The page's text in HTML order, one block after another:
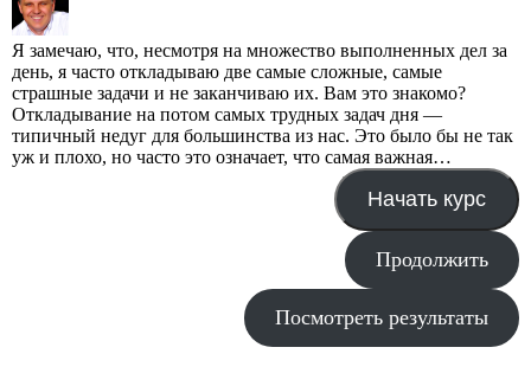
Я замечаю, что, несмотря на множество выполненных дел за
день, я часто откладываю две самые сложные, самые
страшные задачи и не заканчиваю их. Вам это знакомо?
Откладывание на потом самых трудных задач дня —
типичный недуг для большинства из нас. Это было бы не так
уж и плохо, но часто это означает, что самая важная…
Начать курс
Продолжить
Посмотреть результаты